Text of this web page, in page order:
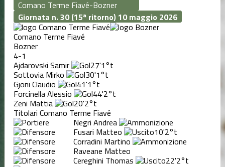
Giornata n. 30 (15ª ritorno) 10 maggio 2026
Comano Terme Fiavé
Bozner
4-1
Ajdarovski Samir 27'1°t
Sottovia Mirko 30'1°t
Gjoni Claudio 41'1°t
Forcinella Alessio 44'2°t
Zeni Mattia 20'2°t
Titolari Comano Terme Fiavé
Negri Andrea
Fusari Matteo 10'2°t
Corradini Martino
Raveane Matteo
Cereghini Thomas 22'2°t